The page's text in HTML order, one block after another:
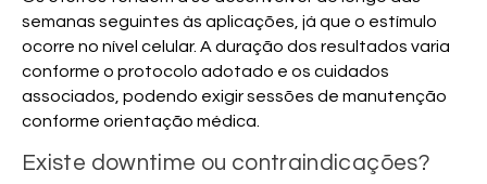
semanas seguintes às aplicações, já que o estímulo
ocorre no nível celular. A duração dos resultados varia
conforme o protocolo adotado e os cuidados
associados, podendo exigir sessões de manutenção
conforme orientação médica.
Existe downtime ou contraindicações?